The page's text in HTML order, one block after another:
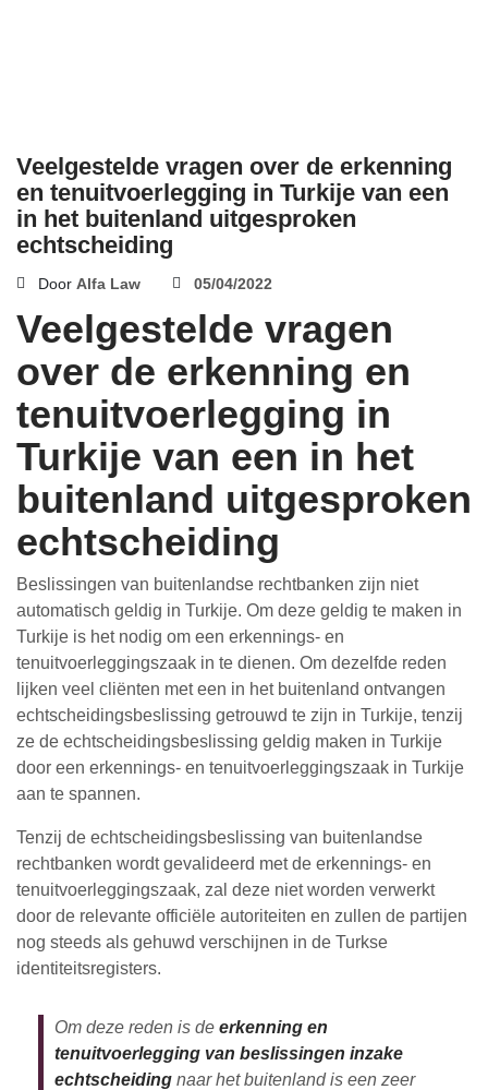
Veelgestelde vragen over de erkenning
en tenuitvoerlegging in Turkije van een
in het buitenland uitgesproken
echtscheiding
Door Alfa Law 05/04/2022
Veelgestelde vragen
over de erkenning en
tenuitvoerlegging in
Turkije van een in het
buitenland uitgesproken
echtscheiding
Beslissingen van buitenlandse rechtbanken zijn niet
automatisch geldig in Turkije. Om deze geldig te maken in
Turkije is het nodig om een erkennings- en
tenuitvoerleggingszaak in te dienen. Om dezelfde reden
lijken veel cliënten met een in het buitenland ontvangen
echtscheidingsbeslissing getrouwd te zijn in Turkije, tenzij
ze de echtscheidingsbeslissing geldig maken in Turkije
door een erkennings- en tenuitvoerleggingszaak in Turkije
aan te spannen.
Tenzij de echtscheidingsbeslissing van buitenlandse
rechtbanken wordt gevalideerd met de erkennings- en
tenuitvoerleggingszaak, zal deze niet worden verwerkt
door de relevante officiële autoriteiten en zullen de partijen
nog steeds als gehuwd verschijnen in de Turkse
identiteitsregisters.
Om deze reden is deerkenning en
tenuitvoerlegging van beslissingen inzake
echtscheiding naar het buitenland is een zeer